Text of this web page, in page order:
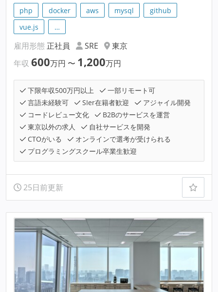
php docker aws mysql
github
vue.js
…
雇用形態 正社員 SRE
東京
年収 600万円 〜 1,200万円
下限年収500万円以上
一部リモート可
言語未経験可
SIer在籍者歓迎
アジャイル開発
コードレビュー文化
B2Bのサービスを運営
東京以外の求人
自社サービスを開発
CTOがいる
オンラインで選考が受けられる
プログラミングスクール卒業生歓迎
25日前更新